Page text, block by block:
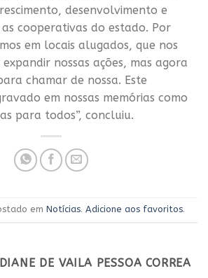
desenvolvimento e
cooperativas do estado. Por
em locais alugados, que nos
nossas ações, mas agora
chamar de nossa. Este
em nossas memórias como
para todos”, concluiu.
em Notícias. Adicione aos favoritos.
DE VAILA PESSOA CORREA